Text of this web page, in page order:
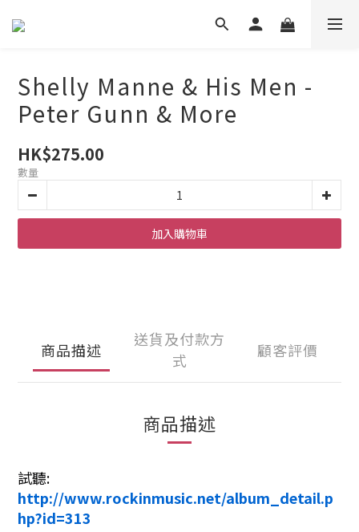
Shelly Manne & His Men -
Peter Gunn & More
HK$275.00
數量
加入購物車
商品描述
送貨及付款方
式
顧客評價
商品描述
試聽:
http://www.rockinmusic.net/album_detail.p
hp?id=313